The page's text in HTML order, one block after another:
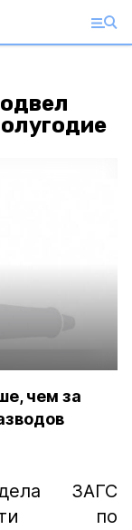
чем за
ЗАГС
по